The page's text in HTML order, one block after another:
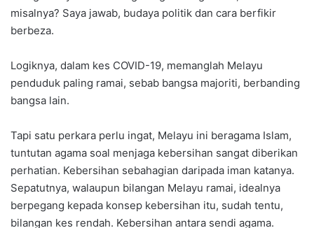
misalnya? Saya jawab, budaya politik dan cara berfikir
berbeza.
Logiknya, dalam kes COVID-19, memanglah Melayu
penduduk paling ramai, sebab bangsa majoriti, berbanding
bangsa lain.
Tapi satu perkara perlu ingat, Melayu ini beragama Islam,
tuntutan agama soal menjaga kebersihan sangat diberikan
perhatian. Kebersihan sebahagian daripada iman katanya.
Sepatutnya, walaupun bilangan Melayu ramai, idealnya
berpegang kepada konsep kebersihan itu, sudah tentu,
bilangan kes rendah. Kebersihan antara sendi agama.